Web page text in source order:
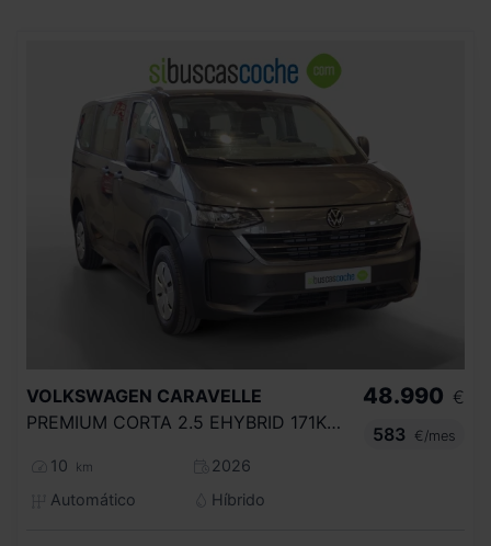
VOLKSWAGEN CARAVELLE
PREMIUM CORTA 2.5 EHYBRID 171KW AUT.
10 km
2026
Automático
Híbrido
48.990 €
583
€/mes